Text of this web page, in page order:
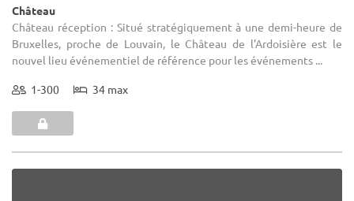
Château
Château réception : Situé stratégiquement à une demi-heure de
Bruxelles, proche de Louvain, le Château de l'Ardoisière est le
nouvel lieu événementiel de référence pour les événements ...
1-300 34 max